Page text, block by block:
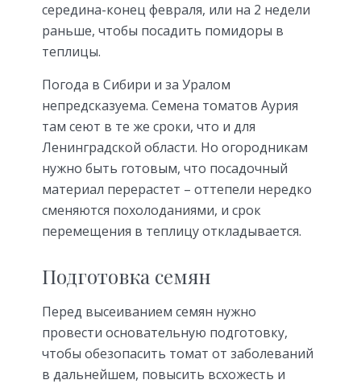
середина-конец февраля, или на 2 недели
раньше, чтобы посадить помидоры в
теплицы.
Погода в Сибири и за Уралом
непредсказуема. Семена томатов Аурия
там сеют в те же сроки, что и для
Ленинградской области. Но огородникам
нужно быть готовым, что посадочный
материал перерастет – оттепели нередко
сменяются похолоданиями, и срок
перемещения в теплицу откладывается.
Подготовка семян
Перед высеиванием семян нужно
провести основательную подготовку,
чтобы обезопасить томат от заболеваний
в дальнейшем, повысить всхожесть и